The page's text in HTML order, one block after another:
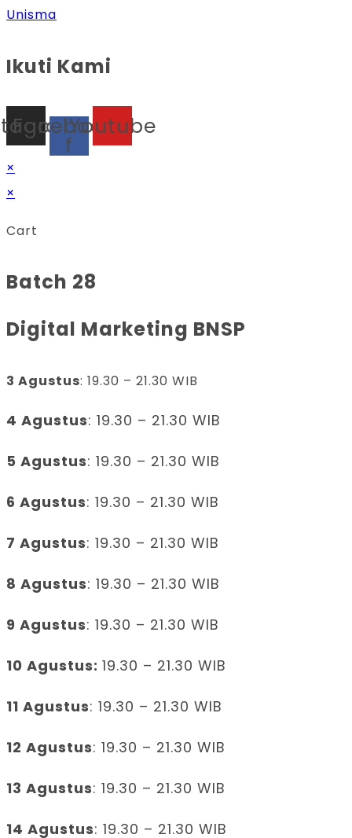
Unisma
Ikuti Kami
Facebook-
f
Youtube
×
×
Cart
Batch 28
Digital Marketing BNSP
3 Agustus: 19.30 – 21.30 WIB
4 Agustus: 19.30 – 21.30 WIB
5 Agustus: 19.30 – 21.30 WIB
6 Agustus: 19.30 – 21.30 WIB
7 Agustus: 19.30 – 21.30 WIB
8 Agustus: 19.30 – 21.30 WIB
9 Agustus: 19.30 – 21.30 WIB
10 Agustus: 19.30 – 21.30 WIB
11 Agustus: 19.30 – 21.30 WIB
12 Agustus: 19.30 – 21.30 WIB
13 Agustus: 19.30 – 21.30 WIB
14 Agustus: 19.30 – 21.30 WIB